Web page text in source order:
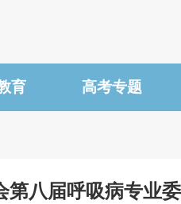
育 高考专题
八届呼吸病专业